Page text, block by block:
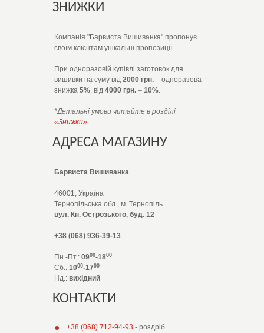
ЗНИЖКИ
Компанія "Барвиста Вишиванка" пропонує
своїм клієнтам унікальні пропозиції.
При одноразовій купівлі заготовок для
вишивки на суму від 2000 грн. – одноразова
знижка 5%, від 4000 грн. – 10%.
*Детальні умови читайте в розділі
«Знижки».
АДРЕСА МАГАЗИНУ
Барвиста Вишиванка
46001, Україна
Тернопільська обл., м. Тернопіль
вул. Кн. Острозького, буд. 12
+38 (068) 936-39-13
Пн.-Пт.: 0900-1800
Сб.: 1000-1700
Нд.: вихідний
КОНТАКТИ
+38 (068) 712-94-93 - роздріб